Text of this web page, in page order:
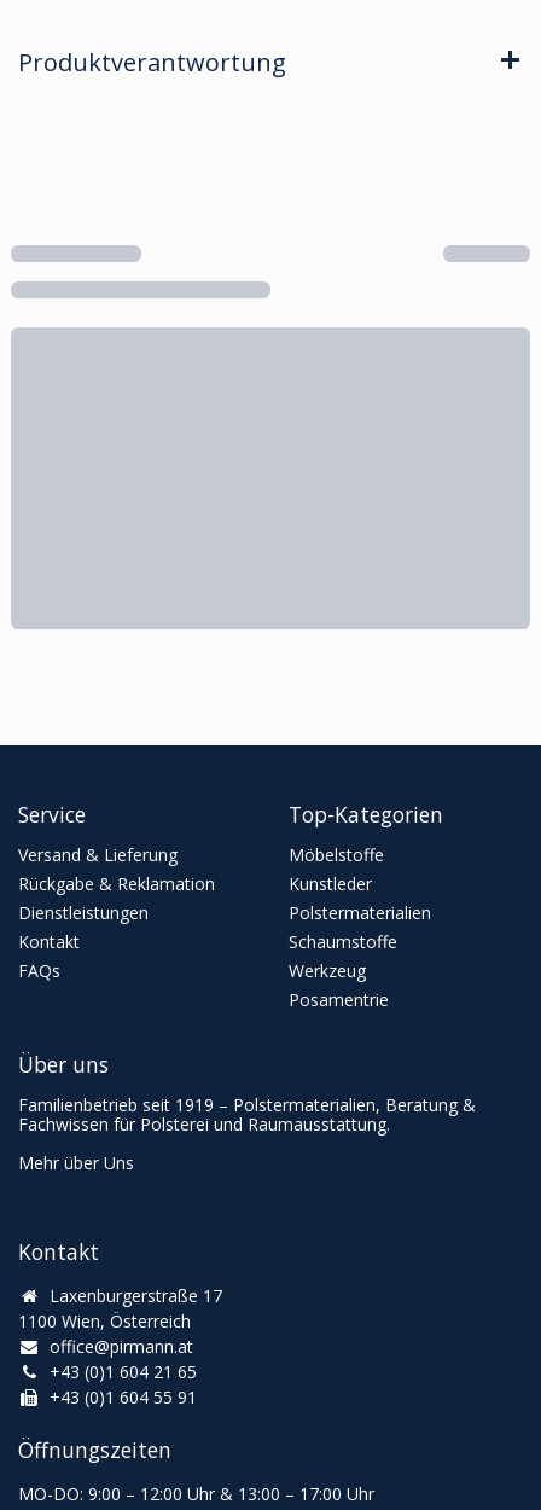
Produktverantwortung
Service
Versand & Lieferung
Rückgabe & Reklamation
Dienstleistungen
Kontakt
FAQs
Top-Kategorien
Möbelstoffe
Kunstleder
Polstermaterialien
Schaumstoffe
Werkzeug
Posamentrie
Kontakt
Laxenburgerstraße 17
1100 Wien, Österreich
office@pirmann.at
+43 (0)1 604 21 65
+43 (0)1 604 55 91
Öffnungszeiten
MO-DO: 9:00 – 12:00 Uhr & 13:00 – 17:00 Uhr
Über uns
Familienbetrieb seit 1919 – Polstermaterialien, Beratung &
Fachwissen für Polsterei und Raumausstattung.
Mehr über Uns